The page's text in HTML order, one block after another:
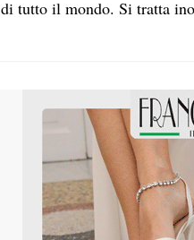
di tutto il mondo. Si tratta